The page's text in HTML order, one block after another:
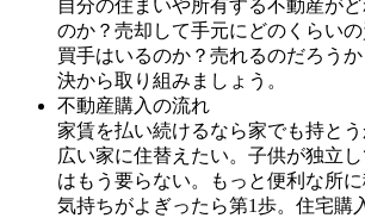
自分の住まいや所有する不動産が
のか？売却して手元にどのくらい
買手はいるのか？売れるのだろう
決から取り組みましょう。
不動産購入の流れ
家賃を払い続けるなら家でも持と
広い家に住替えたい。子供が独立
はもう要らない。もっと便利な所
気持ちがよぎったら第1歩。住宅購